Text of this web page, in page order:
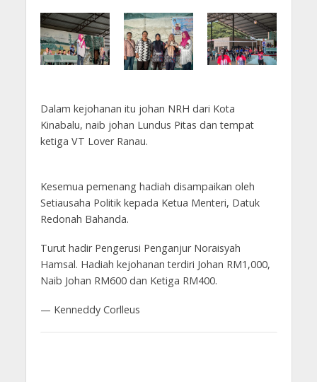
Dalam kejohanan itu johan NRH dari Kota
Kinabalu, naib johan Lundus Pitas dan tempat
ketiga VT Lover Ranau.
Kesemua pemenang hadiah disampaikan oleh
Setiausaha Politik kepada Ketua Menteri, Datuk
Redonah Bahanda.
Turut hadir Pengerusi Penganjur Noraisyah
Hamsal. Hadiah kejohanan terdiri Johan RM1,000,
Naib Johan RM600 dan Ketiga RM400.
— Kenneddy Corlleus